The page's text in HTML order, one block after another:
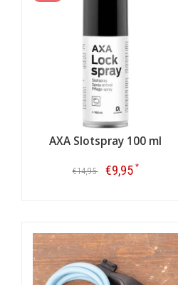
AXA Slotspray 100 ml
€14,95 €9,95 *